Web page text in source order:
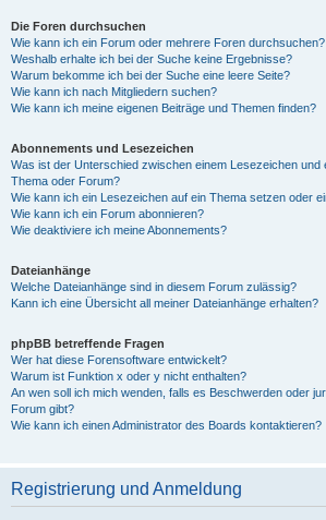
Die Foren durchsuchen
Wie kann ich ein Forum oder mehrere Foren durchsuchen?
Weshalb erhalte ich bei der Suche keine Ergebnisse?
Warum bekomme ich bei der Suche eine leere Seite?
Wie kann ich nach Mitgliedern suchen?
Wie kann ich meine eigenen Beiträge und Themen finden?
Abonnements und Lesezeichen
Was ist der Unterschied zwischen einem Lesezeichen und
Thema oder Forum?
Wie kann ich ein Lesezeichen auf ein Thema setzen oder
Wie kann ich ein Forum abonnieren?
Wie deaktiviere ich meine Abonnements?
Dateianhänge
Welche Dateianhänge sind in diesem Forum zulässig?
Kann ich eine Übersicht all meiner Dateianhänge erhalten?
phpBB betreffende Fragen
Wer hat diese Forensoftware entwickelt?
Warum ist Funktion x oder y nicht enthalten?
An wen soll ich mich wenden, falls es Beschwerden oder
Forum gibt?
Wie kann ich einen Administrator des Boards kontaktieren?
Registrierung und Anmeldung